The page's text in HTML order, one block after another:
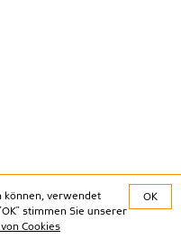
können, verwendet
stimmen Sie unserer
Cookies
OK